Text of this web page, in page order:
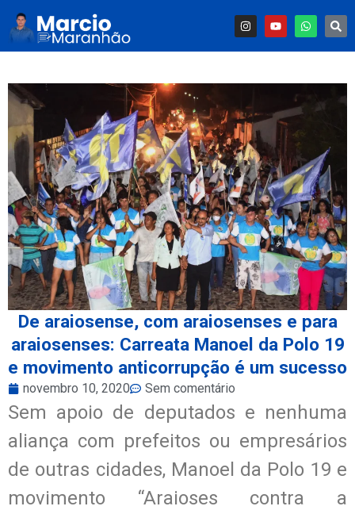
De araiosense, com araiosenses e para
araiosenses: Carreata Manoel da Polo 19
e movimento anticorrupção é um sucesso
novembro 10, 2020 Sem comentário
Sem apoio de deputados e nenhuma
aliança com prefeitos ou empresários
de outras cidades, Manoel da Polo 19 e
movimento “Araioses contra a